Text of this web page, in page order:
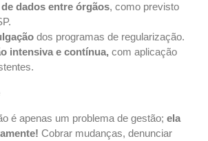
dados entre órgãos, como previsto
dos programas de regularização.
intensiva e contínua, com aplicação
é apenas um problema de gestão; ela
Cobrar mudanças, denunciar